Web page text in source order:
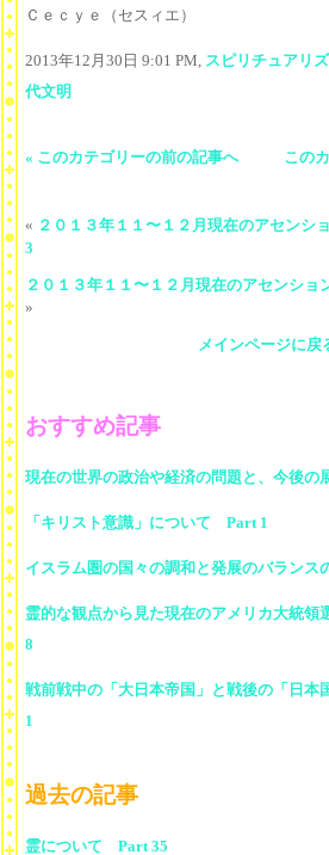
Ｃｅｃｙｅ（セスィエ）
2013年12月30日 9:01 PM, スピリチュアリ
代文明
« このカテゴリーの前の記事へ この
« ２０１３年１１〜１２月現在のアセン
3
２０１３年１１〜１２月現在のアセンシ
»
メインページに戻
おすすめ記事
現在の世界の政治や経済の問題と、今後
「キリスト意識」について Part 1
イスラム圏の国々の調和と発展のバランス
霊的な観点から見た現在のアメリカ大統
8
戦前戦中の「大日本帝国」と戦後の「日
1
過去の記事
霊について Part 35